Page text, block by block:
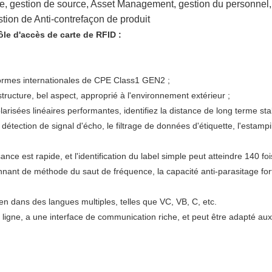
gestion de source, Asset Management, gestion du personnel,
de Anti-contrefaçon de produit
d'accès de carte de RFID :
internationales de CPE Class1 GEN2 ;
bel aspect, approprié à l'environnement extérieur ;
linéaires performantes, identifiez la distance de long terme
de signal d'écho, le filtrage de données d'étiquette,
est rapide, et l'identification du label simple peut atteindre 140
de méthode du saut de fréquence, la capacité anti-parasitage
dans des langues multiples, telles que VC, VB, C, etc.
a une interface de communication riche, et peut être adapté